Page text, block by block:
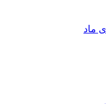
ماد